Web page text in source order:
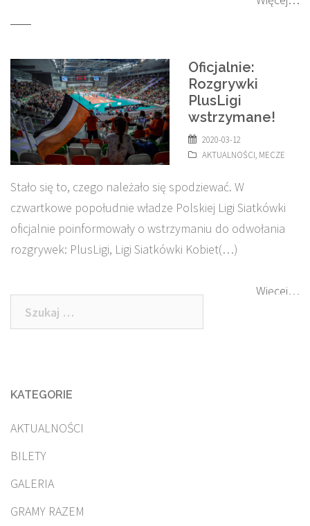
Oficjalnie:
Rozgrywki
PlusLigi
wstrzymane!
2020-03-12
AKTUALNOŚCI, MECZE
Stało się to, czego należało się spodziewać. W
czwartkowe popołudnie władze Polskiej Ligi Siatkówki
oficjalnie poinformowały o wstrzymaniu do odwołania
rozgrywek: PlusLigi, Ligi Siatkówki Kobiet(…)
Więcej…
Szukaj:
KATEGORIE
AKTUALNOŚCI
BILETY
GALERIA
GRAMY RAZEM